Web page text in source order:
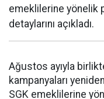
emeklilerine yönelik
detaylarını açıkladı.
Ağustos ayıyla
kampanyaları
SGK emeklilerine